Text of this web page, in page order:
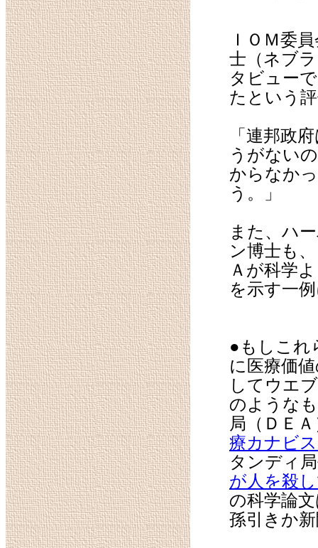
ＩＯＭ委
士（ネブ
タビュー
たという
「連邦政
うがない
からなか
う。」
また、ハ
ン博士も
Ａが科学
を示す一
●もしこれ
に医療価
してウエ
のような
局（ＤＥ
療カナビ
タンディ
が人を殺
の科学論
孫引きか